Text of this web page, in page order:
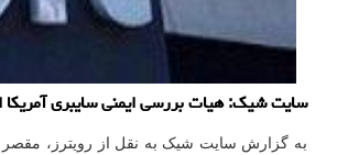
سایت شیک: هیات بررسی ایمنی سایبری
به گزارش سایت شیک به نقل از رویترز،